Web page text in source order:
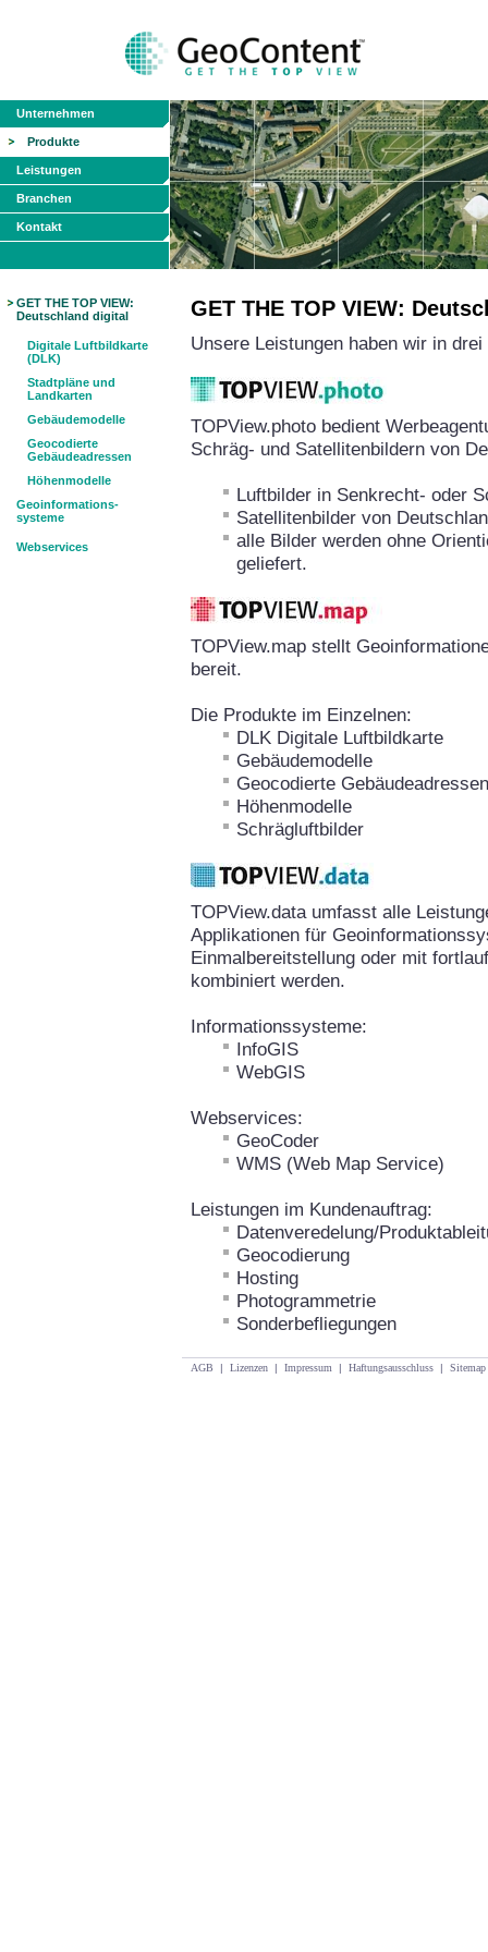
Unternehmen
Produkte
Leistungen
Branchen
Kontakt
GET THE TOP VIEW:
Deutschland digital
Digitale Luftbildkarte
(DLK)
Stadtpläne und
Landkarten
Gebäudemodelle
Geocodierte
Gebäudeadressen
Höhenmodelle
Geoinformations-
systeme
Webservices
GET THE TOP VIEW:
Unsere Leistungen haben wir in
TOPView.photo bedient
Schräg- und Satellitenbildern von
Luftbilder in Senkrecht- oder
Satellitenbilder von
alle Bilder werden ohne
geliefert.
TOPView.map stellt
bereit.
Die Produkte im Einzelnen:
DLK Digitale Luftbildkarte
Gebäudemodelle
Geocodierte Gebäudeadressen
Höhenmodelle
Schrägluftbilder
TOPView.data umfasst alle
Applikationen für
Einmalbereitstellung oder mit
kombiniert werden.
Informationssysteme:
InfoGIS
WebGIS
Webservices:
GeoCoder
WMS (Web Map Service)
Leistungen im Kundenauftrag:
Datenveredelung/
Geocodierung
Hosting
Photogrammetrie
Sonderbefliegungen
AGB | Lizenzen | Impressum | Haftungsausschluss | Sitemap